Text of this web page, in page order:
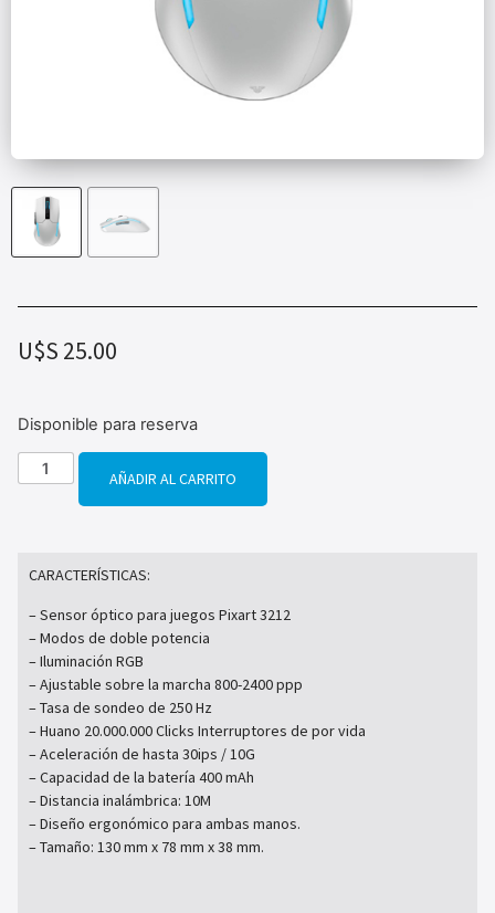
U$S 25.00
Disponible para reserva
AÑADIR AL CARRITO
CARACTERÍSTICAS:
– Sensor óptico para juegos Pixart 3212
– Modos de doble potencia
– Iluminación RGB
– Ajustable sobre la marcha 800-2400 ppp
– Tasa de sondeo de 250 Hz
– Huano 20.000.000 Clicks Interruptores de por vida
– Aceleración de hasta 30ips / 10G
– Capacidad de la batería 400 mAh
– Distancia inalámbrica: 10M
– Diseño ergonómico para ambas manos.
– Tamaño: 130 mm x 78 mm x 38 mm.